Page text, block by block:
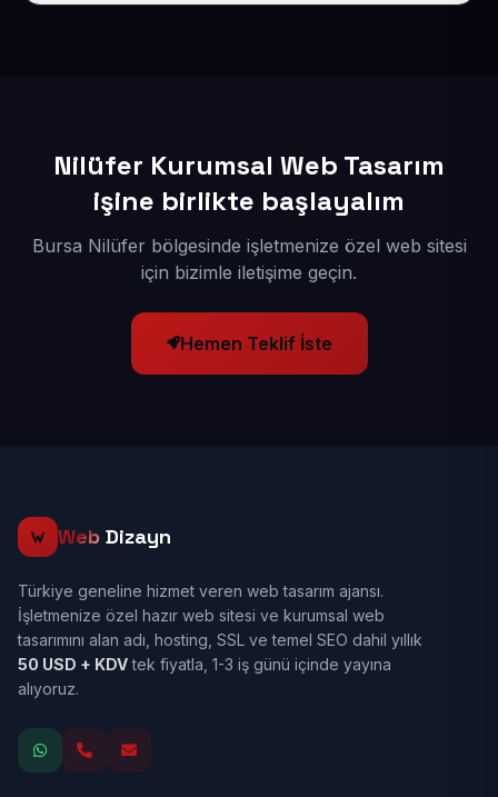
Nilüfer Kurumsal Web Tasarım
işine birlikte başlayalım
Bursa Nilüfer bölgesinde işletmenize özel web sitesi
için bizimle iletişime geçin.
Hemen Teklif İste
Web Dizayn
Türkiye geneline hizmet veren web tasarım ajansı.
İşletmenize özel hazır web sitesi ve kurumsal web
tasarımını alan adı, hosting, SSL ve temel SEO dahil yıllık
50 USD + KDVtek fiyatla, 1-3 iş günü içinde yayına
alıyoruz.